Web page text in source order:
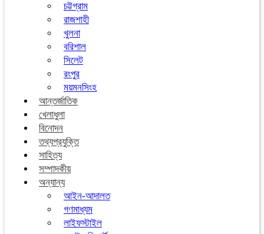
চট্টগ্রাম
রাজশাহী
খুলনা
বরিশাল
সিলেট
রংপুর
ময়মনসিংহ
আন্তর্জাতিক
খেলাধুলা
বিনোদন
তথ্যপ্রযুক্তি
সাহিত্য
সম্পাদকীয়
অন্যান্য
আইন-আদালত
গণমাধ্যম
লাইফস্টাইল